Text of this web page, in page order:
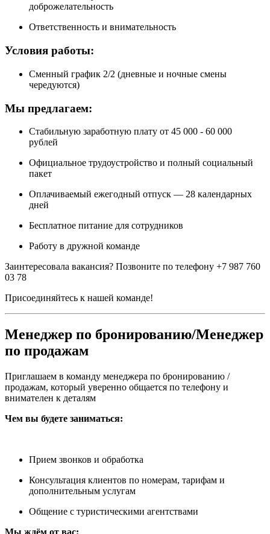
доброжелательность
Ответственность и внимательность
Условия работы:
Сменный график 2/2 (дневные и ночные смены
чередуются)
Мы предлагаем:
Стабильную заработную плату от 45 000 - 60 000
рублей
Официальное трудоустройство и полный социальный
пакет
Оплачиваемый ежегодный отпуск — 28 календарных
дней
Бесплатное питание для сотрудников
Работу в дружной команде
Заинтересовала вакансия? Позвоните по телефону +7 987 760
03 78
Присоединяйтесь к нашей команде!
Менеджер по бронированию/Менеджер
по продажам
Приглашаем в команду менеджера по бронированию /
продажам, который уверенно общается по телефону и
внимателен к деталям
Чем вы будете заниматься:
Прием звонков и обработка
Консультация клиентов по номерам, тарифам и
дополнительным услугам
Общение с туристическими агентствами
Мы ждём от вас: